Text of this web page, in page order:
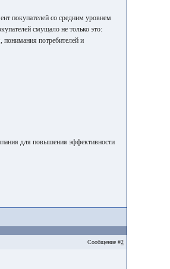
покупателей со средним уровнем
смущало не только это:
понимания потребителей и
для повышения эффективности
Сообщение #2